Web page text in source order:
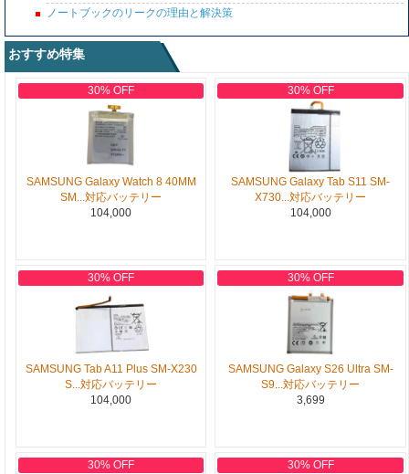
ノートブックのリークの理由と解決策
おすすめ特集
30% OFF
SAMSUNG Galaxy Watch 8 40MM
SM...対応バッテリー
104,000
30% OFF
SAMSUNG Galaxy Tab S11 SM-
X730...対応バッテリー
104,000
30% OFF
SAMSUNG Tab A11 Plus SM-X230
S...対応バッテリー
104,000
30% OFF
SAMSUNG Galaxy S26 Ultra SM-
S9...対応バッテリー
3,699
30% OFF 30% OFF